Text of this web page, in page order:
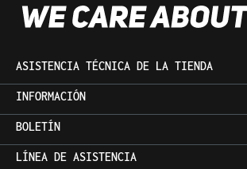
ASISTENCIA TÉCNICA DE LA TIENDA
INFORMACIÓN
BOLETÍN
LÍNEA DE ASISTENCIA